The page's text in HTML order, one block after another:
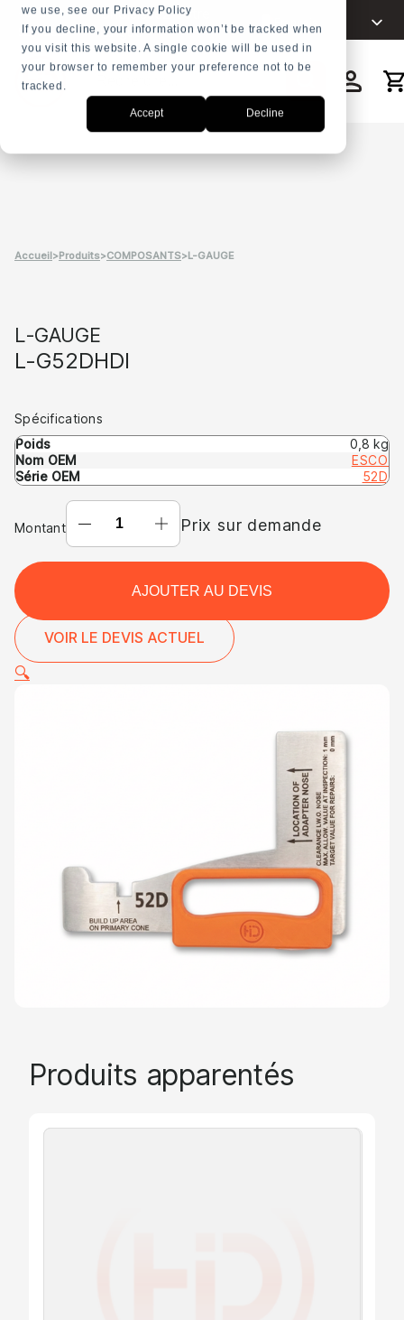
we use, see our Privacy Policy
If you decline, your information won’t be tracked when
you visit this website. A single cookie will be used in
your browser to remember your preference not to be
tracked.
Accept Decline
+31 23
5278282
Choisissez votre
langue
Français
English
Español
Accueil>Produits>COMPOSANTS>L-GAUGE
🔍
L-GAUGE
L-G52DHDI
Spécifications
Poids
0,8 kg
Nom OEM
ESCO
Série OEM
52D
Montant
L-
GAUGE
:
ESCO
52D
Prix sur demande
AJOUTER AU DEVIS
VOIR LE DEVIS ACTUEL
Produits apparentés